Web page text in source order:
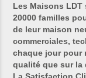
Les Maisons
20000 familles
de leur maison
commerciales,
chaque jour pour
qualité que sur la
La Satisfaction